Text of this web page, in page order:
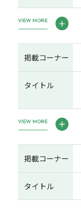
VIEW MORE
掲載コーナー
タイトル
VIEW MORE
掲載コーナー
タイトル